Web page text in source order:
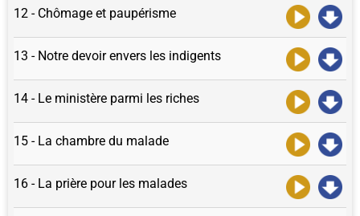
12 - Chômage et paupérisme
13 - Notre devoir envers les indigents
14 - Le ministère parmi les riches
15 - La chambre du malade
16 - La prière pour les malades